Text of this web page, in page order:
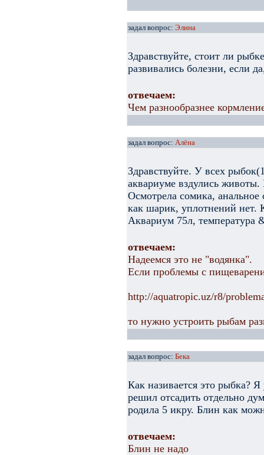
задал вопрос: Элина
Здравствуйте, стоит ли
развивались болезни, если
отвечаем:
Чем разнообразнее
задал вопрос: Алёна
Здравствуйте. У всех
аквариуме вздулись
Осмотрела сомика, анальное
как шарик, уплотнений нет.
Аквариум 75л, температура
отвечаем:
Надеемся это не "водянка".
Если проблемы с
http://aquatropic.uz/r8/
то нужно устроить рыбам
задал вопрос: Бека
Как називается это рыбка?
решил отсадить отдельно
родила 5 икру. Блин как
отвечаем:
Блин не надо